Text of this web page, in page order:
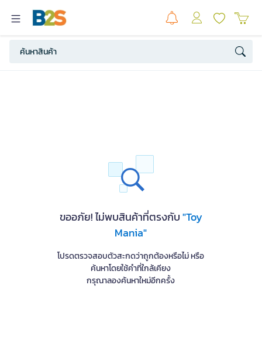
ขออภัย! ไม่พบสินค้าที่ตรงกับ"Toy
Mania"
โปรดตรวจสอบตัวสะกดว่าถูกต้องหรือไม่ หรือ
ค้นหาโดยใช้คำที่ใกล้เคียง
กรุณาลองค้นหาใหม่อีกครั้ง